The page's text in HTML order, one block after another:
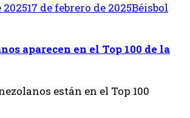
202517 de febrero de 2025Béisbol
aparecen en el Top 100 de la